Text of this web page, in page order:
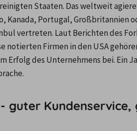
Staaten. Das weltweit
Kanada, Portugal, Großbritannien
vertreten. Laut Berichten des
notierten Firmen in den USA
Erfolg des Unternehmens bei. Ein
guter Kundenservice,